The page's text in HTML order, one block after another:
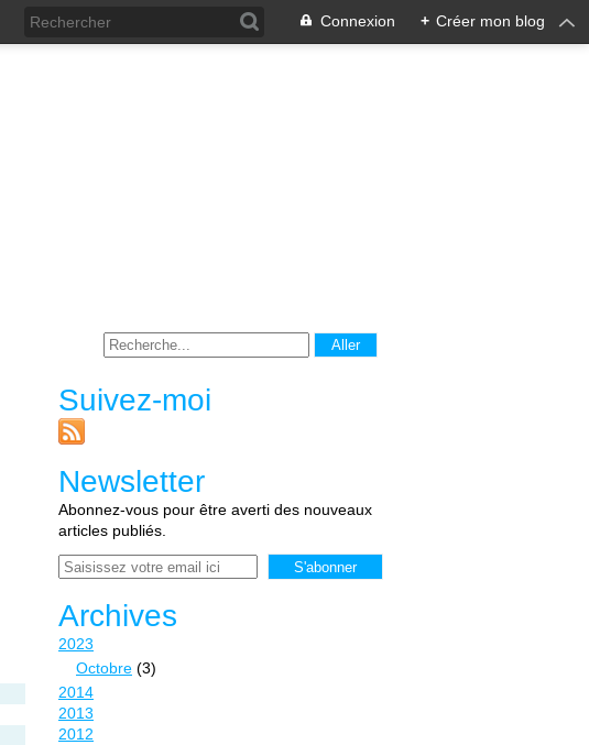
Connexion + Créer mon blog
Suivez-moi
Newsletter
Abonnez-vous pour être averti des nouveaux
articles publiés.
Email
Archives
2023
Octobre (3)
2014
2013
2012